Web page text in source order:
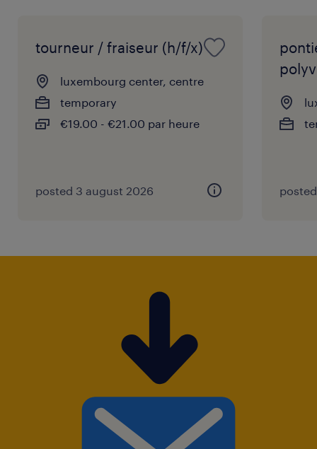
tourneur / fraiseur (h/f/x)
luxembourg center, centre
temporary
€19.00 - €21.00 par heure
posted 3 august 2026